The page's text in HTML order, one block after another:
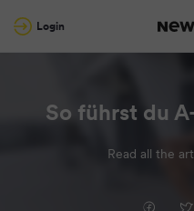
Login
So führst du
Read all the